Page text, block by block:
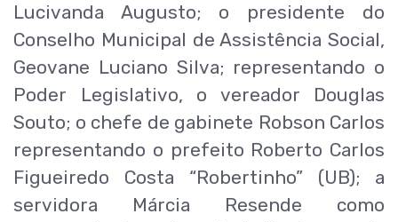
Lucivanda Augusto; o presidente do
Conselho Municipal de Assistência Social,
Geovane Luciano Silva; representando o
Poder Legislativo, o vereador Douglas
Souto; o chefe de gabinete Robson Carlos
representando o prefeito Roberto Carlos
Figueiredo Costa “Robertinho” (UB); a
servidora Márcia Resende como